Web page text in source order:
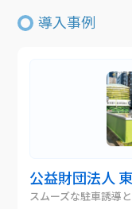
導入事例
公益財団法人
スムーズな駐車誘導